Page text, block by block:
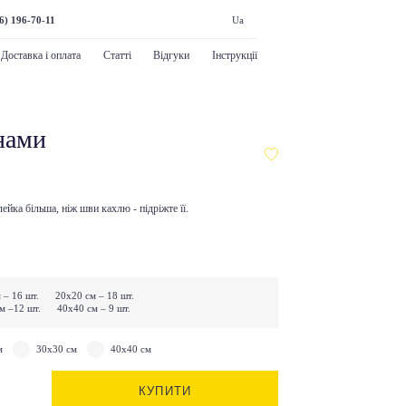
196-70-11 Ua
Доставка і оплата Статті Відгуки Інструкції
більша, ніж шви кахлю - підріжте її.
– 16 шт. 20х20 см – 18 шт.
–12 шт. 40х40 см – 9 шт.
30x30 см 40х40 см
КУПИТИ